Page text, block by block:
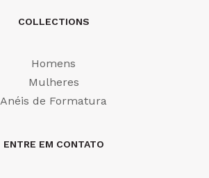
COLLECTIONS
Homens
Mulheres
Anéis de Formatura
ENTRE EM CONTATO